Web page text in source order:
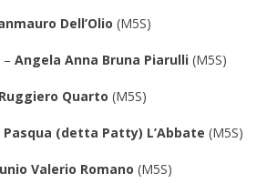
Dell’Olio (M5S)
–Angela Anna Bruna Piarulli (M5S)
Ruggiero Quarto (M5S)
Pasqua (detta Patty) L’Abbate (M5S)
Valerio Romano (M5S)